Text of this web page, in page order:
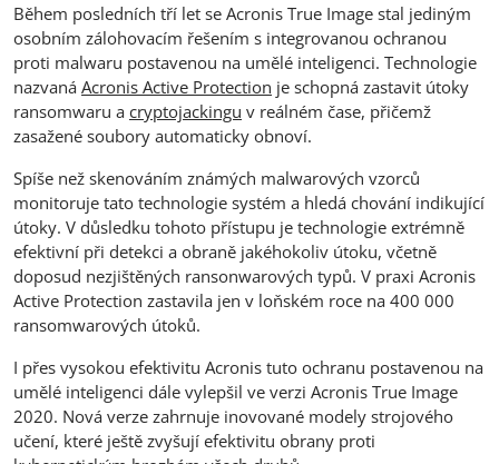
Během posledních tří let se Acronis True Image stal jediným
osobním zálohovacím řešením s integrovanou ochranou
proti malwaru postavenou na umělé inteligenci. Technologie
nazvaná Acronis Active Protection je schopná zastavit útoky
ransomwaru a cryptojackingu v reálném čase, přičemž
zasažené soubory automaticky obnoví.
Spíše než skenováním známých malwarových vzorců
monitoruje tato technologie systém a hledá chování indikující
útoky. V důsledku tohoto přístupu je technologie extrémně
efektivní při detekci a obraně jakéhokoliv útoku, včetně
doposud nezjištěných ransonwarových typů. V praxi Acronis
Active Protection zastavila jen v loňském roce na 400 000
ransomwarových útoků.
I přes vysokou efektivitu Acronis tuto ochranu postavenou na
umělé inteligenci dále vylepšil ve verzi Acronis True Image
2020. Nová verze zahrnuje inovované modely strojového
učení, které ještě zvyšují efektivitu obrany proti